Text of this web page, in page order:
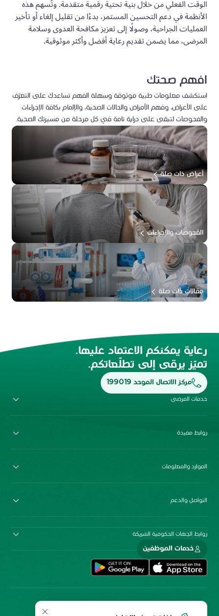
الوقت الفعلي من خلال بنية تحتية رقمية متقدمة. وتُسهم هذه
الأنظمة في دعم التحسين المستمر، بدءًا من تقليل إلغاء أو تأخير
العمليات الجراحية، وصولًا إلى تعزيز مكافحة العدوى وسلامة
المرضى، مما يضمن تقديم رعاية أفضل وأكثر موثوقية.
افهم صحتك
استكشف معلومات طبية موثوقة وسهلة الفهم تساعدك على التعرّف
على الأعراض، وفهم الأمراض والحالات الصحية، والإلمام بكافة الإجراءات
والفحوصات لتبقى على دراية تامة في كل مرحلة من مسيرتك الصحية.
أعراض ذات صلة
الفحوصات والإجراءات
مقالات ذات صلة
رعاية يمكنكم الاعتماد عليها.
تميّز يرقى إلى تطلّعاتكم.
مركز الاتصال الموحد 199019
خدمات المرضى
روابط مفيدة
الموارد والمعلومات
التواصل والدعم
روابط الجهات الحكومية الشريكة
خدمات الموظفين